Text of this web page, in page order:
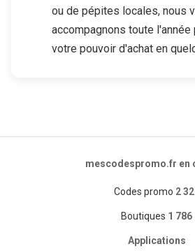
ou de pépites locales, nous
accompagnons toute l'année
votre pouvoir d'achat en
mescodespromo.fr en
Codes promo 2
Boutiques 1 786
Applications